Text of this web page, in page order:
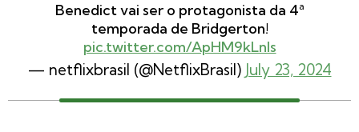
Benedict vai ser o protagonista da 4ª
temporada de Bridgerton!
pic.twitter.com/ApHM9kLnls
— netflixbrasil (@NetflixBrasil) July 23, 2024